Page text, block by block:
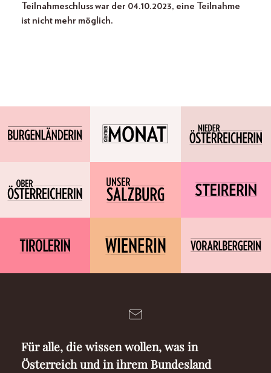
Teilnahmeschluss war der 04.10.2023, eine Teilnahme
ist nicht mehr möglich.
Für alle, die wissen wollen, was in
Österreich und in ihrem Bundesland